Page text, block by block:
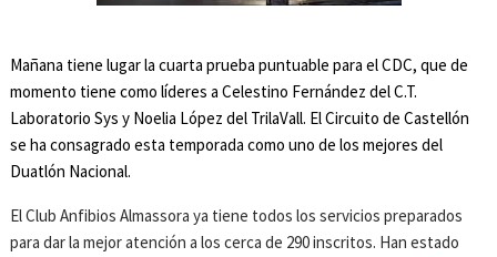
Mañana tiene lugar la cuarta prueba puntuable para el CDC, que de
momento tiene como líderes a Celestino Fernández del C.T.
Laboratorio Sys y Noelia López del TrilaVall. El Circuito de Castellón
se ha consagrado esta temporada como uno de los mejores del
Duatlón Nacional.
El Club Anfibios Almassora ya tiene todos los servicios preparados
para dar la mejor atención a los cerca de 290 inscritos. Han estado